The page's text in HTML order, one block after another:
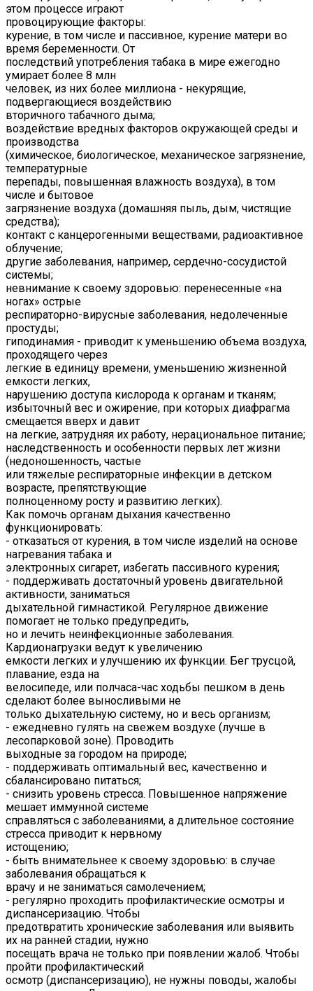
этом процессе играют
провоцирующие факторы:
курение, в том числе и пассивное, курение матери во
время беременности. От
последствий употребления табака в мире ежегодно
умирает более 8 млн
человек, из них более миллиона - некурящие,
подвергающиеся воздействию
вторичного табачного дыма;
воздействие вредных факторов окружающей среды и
производства
(химическое, биологическое, механическое загрязнение,
температурные
перепады, повышенная влажность воздуха), в том
числе и бытовое
загрязнение воздуха (домашняя пыль, дым, чистящие
средства);
контакт с канцерогенными веществами, радиоактивное
облучение;
другие заболевания, например, сердечно-сосудистой
системы;
невнимание к своему здоровью: перенесенные «на
ногах» острые
респираторно-вирусные заболевания, недолеченные
простуды;
гиподинамия - приводит к уменьшению объема воздуха,
проходящего через
легкие в единицу времени, уменьшению жизненной
емкости легких,
нарушению доступа кислорода к органам и тканям;
избыточный вес и ожирение, при которых диафрагма
смещается вверх и давит
на легкие, затрудняя их работу, нерациональное питание;
наследственность и особенности первых лет жизни
(недоношенность, частые
или тяжелые респираторные инфекции в детском
возрасте, препятствующие
полноценному росту и развитию легких).
Как помочь органам дыхания качественно
функционировать:
- отказаться от курения, в том числе изделий на основе
нагревания табака и
электронных сигарет, избегать пассивного курения;
- поддерживать достаточный уровень двигательной
активности, заниматься
дыхательной гимнастикой. Регулярное движение
помогает не только предупредить,
но и лечить неинфекционные заболевания.
Кардионагрузки ведут к увеличению
емкости легких и улучшению их функции. Бег трусцой,
плавание, езда на
велосипеде, или полчаса-час ходьбы пешком в день
сделают более выносливыми не
только дыхательную систему, но и весь организм;
- ежедневно гулять на свежем воздухе (лучше в
лесопарковой зоне). Проводить
выходные за городом на природе;
- поддерживать оптимальный вес, качественно и
сбалансировано питаться;
- снизить уровень стресса. Повышенное напряжение
мешает иммунной системе
справляться с заболеваниями, а длительное состояние
стресса приводит к нервному
истощению;
- быть внимательнее к своему здоровью: в случае
заболевания обращаться к
врачу и не заниматься самолечением;
- регулярно проходить профилактические осмотры и
диспансеризацию. Чтобы
предотвратить хронические заболевания или выявить
их на ранней стадии, нужно
посещать врача не только при появлении жалоб. Чтобы
пройти профилактический
осмотр (диспансеризацию), не нужны поводы, жалобы